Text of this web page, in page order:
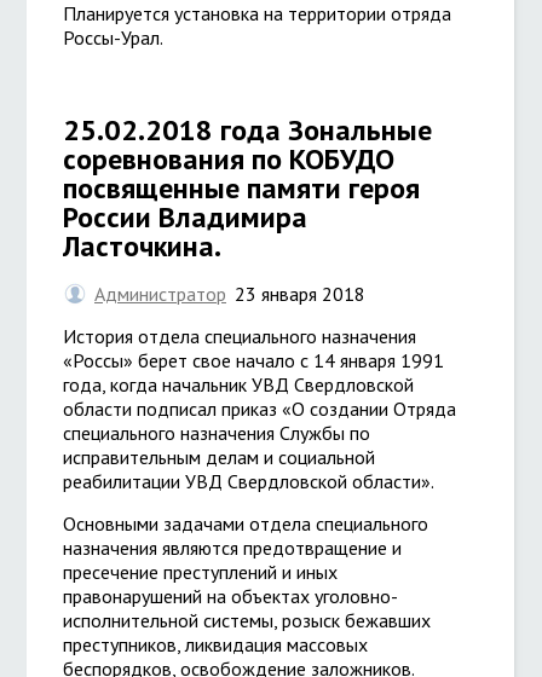
Планируется установка на территории отряда
Россы-Урал.
25.02.2018 года Зональные
соревнования по КОБУДО
посвященные памяти героя
России Владимира
Ласточкина.
Администратор 23 января 2018
История отдела специального назначения
«Россы» берет свое начало с 14 января 1991
года, когда начальник УВД Свердловской
области подписал приказ «О создании Отряда
специального назначения Службы по
исправительным делам и социальной
реабилитации УВД Свердловской области».
Основными задачами отдела специального
назначения являются предотвращение и
пресечение преступлений и иных
правонарушений на объектах уголовно-
исполнительной системы, розыск бежавших
преступников, ликвидация массовых
беспорядков, освобождение заложников.